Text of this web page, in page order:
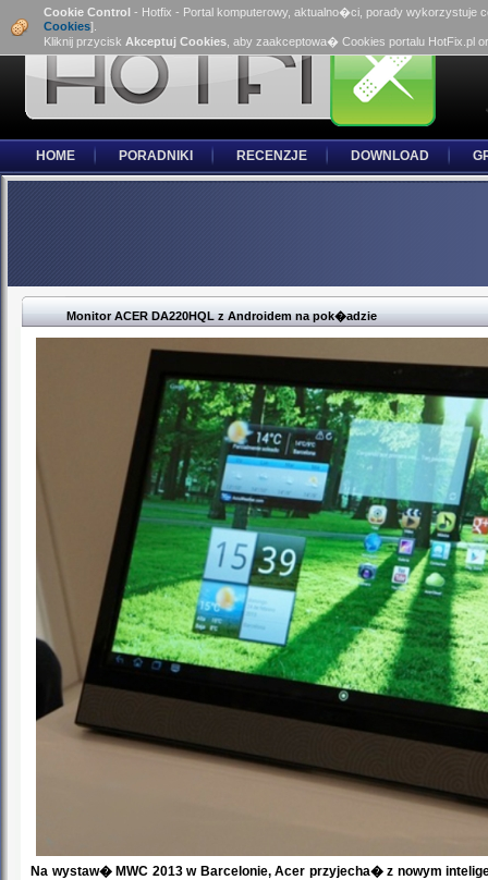
Cookie Control - Hotfix - Portal komputerowy, aktualno�ci, porady wykorzystuje
Cookies].
Kliknij przycisk Akceptuj Cookies , aby zaakceptowa� Cookies portalu HotFix.pl
HOME PORADNIKI RECENZJE DOWNLOAD
Monitor ACER DA220HQL z Androidem na pok�adzie
Na wystaw� MWC 2013 w Barcelonie, Acer przyjecha� z nowym